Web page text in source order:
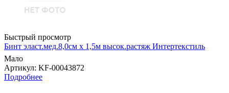
Быстрый просмотр
Бинт эласт.мед.8,0см х 1,5м высок.растяж Интертекстиль
Мало
Артикул: KF-00043872
Подробнее